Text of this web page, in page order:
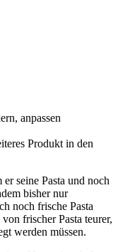
anpassen
Produkt in den
seine Pasta und noch
bisher nur
noch frische Pasta
frischer Pasta teurer,
werden müssen.